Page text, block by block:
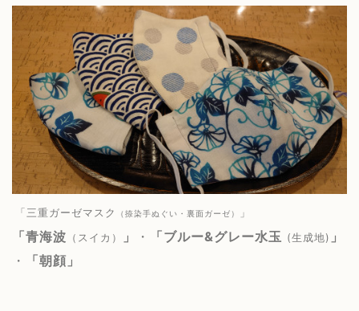
「三重ガーゼマスク （捺染手ぬぐい・裏面ガーゼ） 」
「青海波 （スイカ） 」 ・ 「ブルー&グレー水玉 (生成地) 」
・
「朝顔」